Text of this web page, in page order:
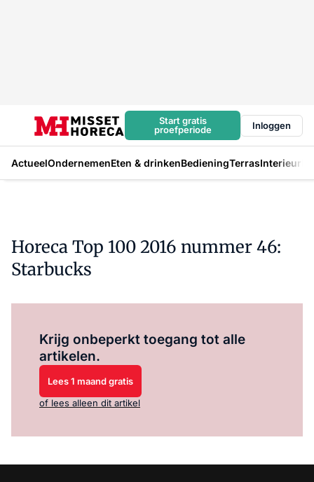
Start gratis
proefperiode
Inloggen
ActueelOndernemenEten & drinkenBedieningTerrasInterieur
Horeca Top 100 2016 nummer 46:
Starbucks
Krijg onbeperkt toegang tot alle
artikelen.
Lees 1 maand gratis
of lees alleen dit artikel